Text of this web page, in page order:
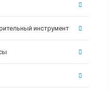
инструмент